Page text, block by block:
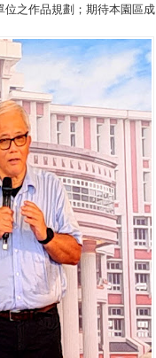
之作品規劃；期待本園區成